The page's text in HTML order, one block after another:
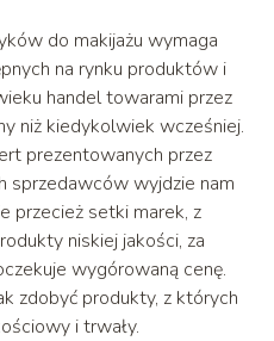
do makijażu wymaga
na rynku produktów i
handel towarami przez
niż kiedykolwiek wcześniej.
prezentowanych przez
sprzedawców wyjdzie nam
przecież setki marek, z
niskiej jakości, za
wygórowaną cenę.
zdobyć produkty, z których
i trwały.